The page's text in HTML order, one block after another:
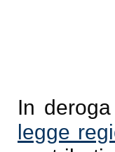
In
legge